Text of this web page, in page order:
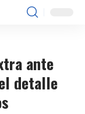
ante
detalle